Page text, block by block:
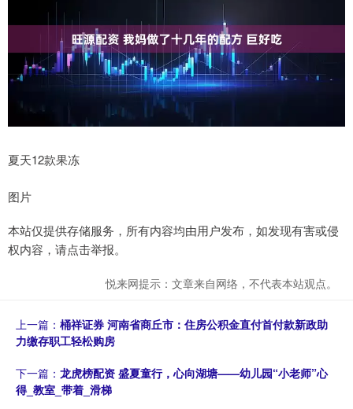
夏天12款果冻
图片
本站仅提供存储服务，所有内容均由用户发布，如发现有害或侵
权内容，请点击举报。
悦来网提示：文章来自网络，不代表本站观点。
上一篇： 桶祥证券 河南省商丘市：住房公积金直付首付款新政助
力缴存职工轻松购房
下一篇： 龙虎榜配资 盛夏童行，心向湖塘——幼儿园“小老师”心
得_教室_带着_滑梯